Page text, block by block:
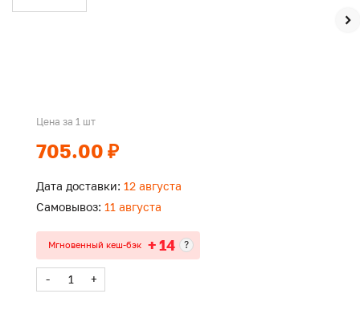
Цена за 1 шт
705.00 ₽
Дата доставки: 12 августа
Самовывоз: 11 августа
Мгновенный кеш-бэк + 14 ?
- +